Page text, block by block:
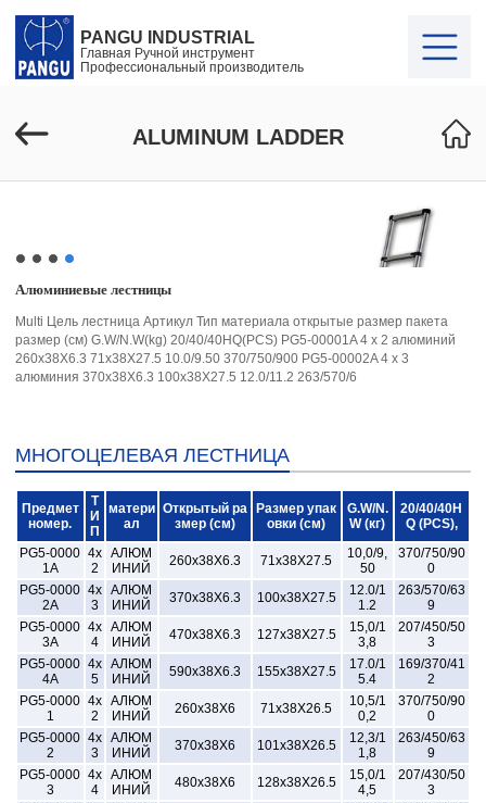
PANGU INDUSTRIAL
Главная Ручной инструмент
Профессиональный производитель
ALUMINUM LADDER
Алюминиевые лестницы
Multi Цель лестница Артикул Тип материала открытые размер пакета
размер (см) G.W/N.W(kg) 20/40/40HQ(PCS) PG5-00001A 4 x 2 алюминий
260x38X6.3 71x38X27.5 10.0/9.50 370/750/900 PG5-00002A 4 x 3
алюминия 370x38X6.3 100x38X27.5 12.0/11.2 263/570/6
МНОГОЦЕЛЕВАЯ ЛЕСТНИЦА
Предмет
номер.
Т
И
П
матери
ал
Открытый ра
змер (см)
Размер упак
овки (см)
G.W/N.
W (кг)
20/40/40H
Q (PCS),
PG5-0000
1A
4х
2
АЛЮМ
ИНИЙ
260x38X6.3 71x38X27.5
10,0/9,
50
370/750/90
0
PG5-0000
2A
4x
3
АЛЮМ
ИНИЙ
370x38X6.3 100x38X27.5
12.0/1
1.2
263/570/63
9
PG5-0000
3A
4x
4
АЛЮМ
ИНИЙ
470x38X6.3 127x38X27.5
15,0/1
3,8
207/450/50
3
PG5-0000
4A
4x
5
АЛЮМ
ИНИЙ
590x38X6.3 155x38X27.5
17.0/1
5.4
169/370/41
2
PG5-0000
1
4х
2
АЛЮМ
ИНИЙ
260x38X6 71x38X26.5
10,5/1
0,2
370/750/90
0
PG5-0000
2
4x
3
АЛЮМ
ИНИЙ
370x38X6 101x38X26.5
12,3/1
1,8
263/450/63
9
PG5-0000
3
4x
4
АЛЮМ
ИНИЙ
480x38X6 128x38X26.5
15,0/1
4,5
207/430/50
3